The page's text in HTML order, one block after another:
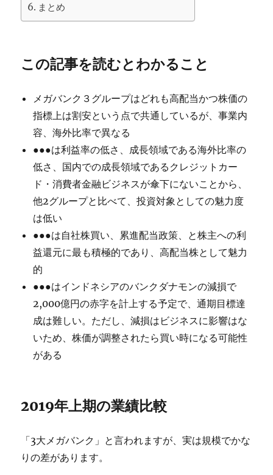
まとめ
この記事を読むとわかること
メガバンク３グループはどれも高配当かつ株価の
指標上は割安という点で共通しているが、事業内
容、海外比率で異なる
●●●は利益率の低さ、成長領域である海外比率の
低さ、国内での成長領域であるクレジットカー
ド・消費者金融ビジネスが傘下にないことから、
他2グループと比べて、投資対象としての魅力度
は低い
●●●は自社株買い、累進配当政策、と株主への利
益還元に最も積極的であり、高配当株として魅力
的
●●●はインドネシアのバンクダナモンの減損で
2,000億円の赤字を計上する予定で、通期目標達
成は難しい。ただし、減損はビジネスに影響はな
いため、株価が調整されたら買い時になる可能性
がある
2019年上期の業績比較
「3大メガバンク」と言われますが、実は規模でかな
りの差があります。